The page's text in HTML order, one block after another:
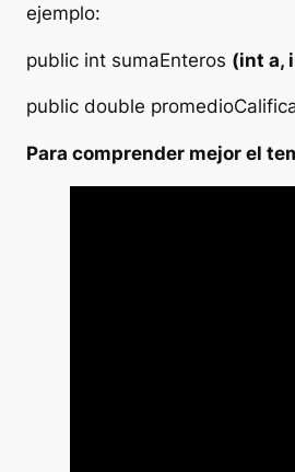
ejemplo:
public int sumaEnteros (int a,
public double
Para comprender mejor el